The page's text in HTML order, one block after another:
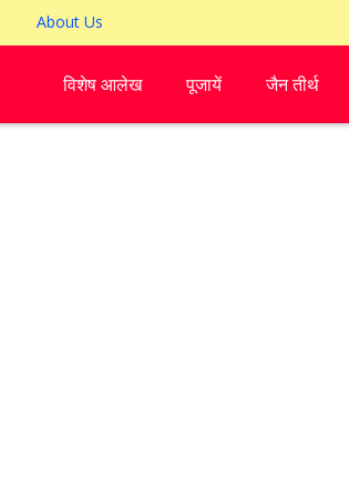
About Us
विशेष आलेख पूजायें जैन तीर्थ